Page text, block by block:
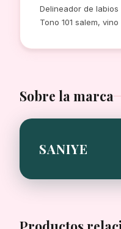
Delineador de
Tono 101 salem,
Sobre la marca
SANIYE